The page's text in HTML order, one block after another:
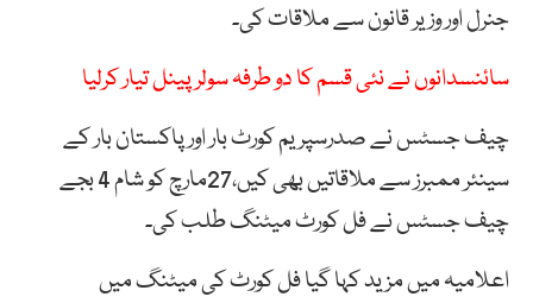
جنرل اور وزیر قانون سے ملاقات کی۔
سائنسدانوں نے نئی قسم کا دو طرفہ سولر پینل تیار کرلیا
چیف جسٹس نے صدرسپریم کورٹ بار اور پاکستان بار کے
سینئر ممبرز سے ملاقاتیں بھی کیں،27مارچ کو شام 4 بجے
چیف جسٹس نے فل کورٹ میٹنگ طلب کی۔
اعلامیہ میں مزید کہا گیا فل کورٹ کی میٹنگ میں